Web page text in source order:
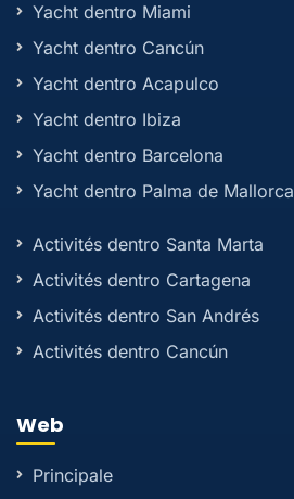
Yacht dentro Miami
Yacht dentro Cancún
Yacht dentro Acapulco
Yacht dentro Ibiza
Yacht dentro Barcelona
Yacht dentro Palma de Mallorca
Activités dentro Santa Marta
Activités dentro Cartagena
Activités dentro San Andrés
Activités dentro Cancún
Web
Principale